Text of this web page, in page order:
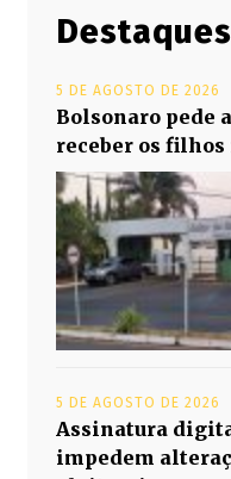
Destaques
5 DE AGOSTO DE 2026
Bolsonaro pede
receber os filhos
5 DE AGOSTO DE 2026
Assinatura
impedem